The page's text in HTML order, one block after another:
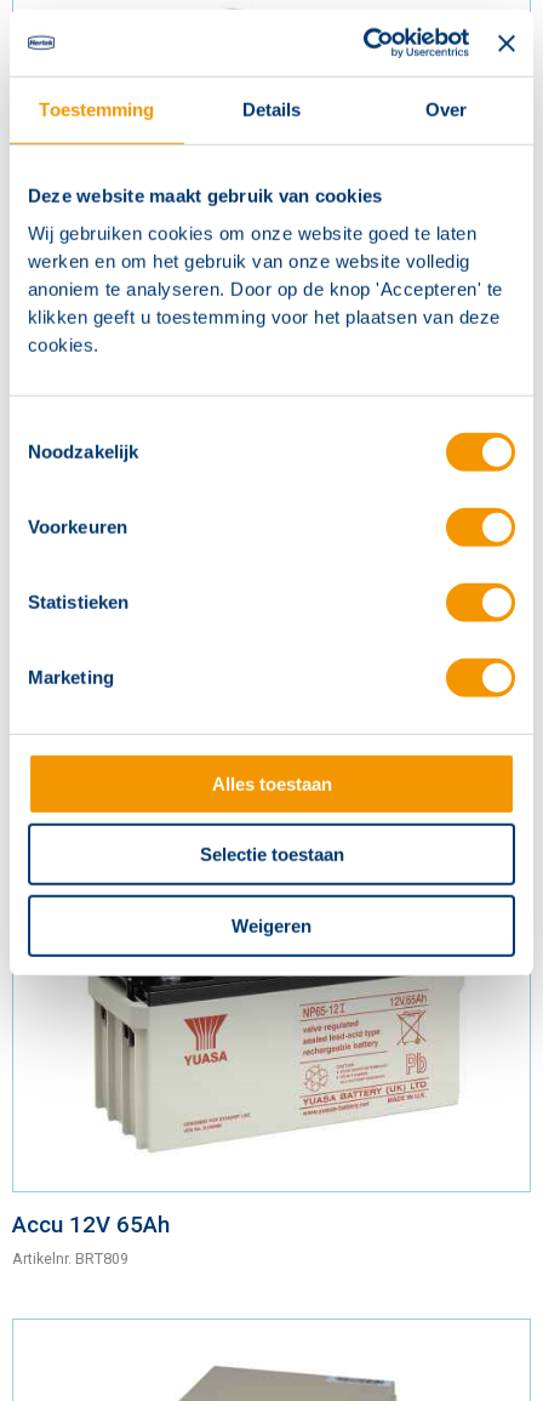
Toestemming Details Over
Deze website maakt gebruik van cookies
Wij gebruiken cookies om onze website goed te laten
werken en om het gebruik van onze website volledig
anoniem te analyseren. Door op de knop 'Accepteren' te
klikken geeft u toestemming voor het plaatsen van deze
cookies.
Noodzakelijk
Voorkeuren
Statistieken
Marketing
Alles toestaan
Selectie toestaan
Weigeren
Accu 12V 12Ah
Artikelnr. BRT803
Accu 12V 65Ah
Artikelnr. BRT809